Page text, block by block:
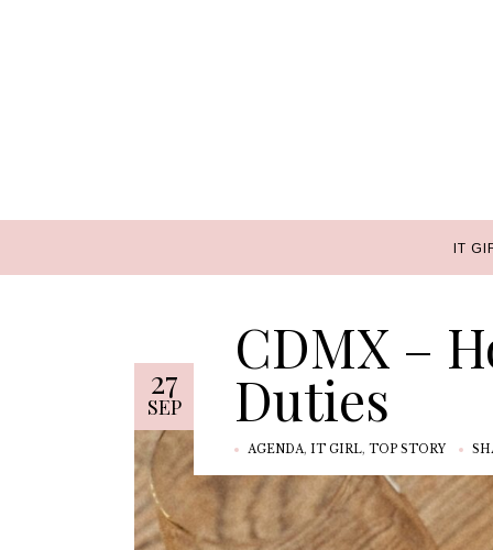
IT
IT
27
SEP
CDMX –
Duties
AGENDA, IT GIRL, TOP STORY